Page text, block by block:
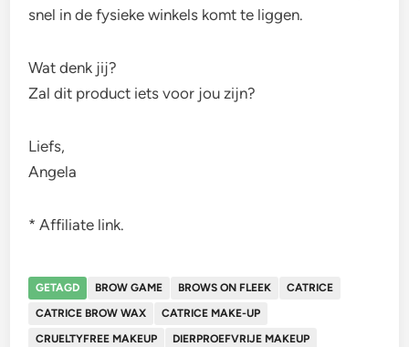
snel in de fysieke winkels komt te liggen.
Wat denk jij?
Zal dit product iets voor jou zijn?
Liefs,
Angela
* Affiliate link.
GETAGD BROW GAME BROWS ON FLEEK
CATRICE
CATRICE BROW WAX
CATRICE MAKE-UP
CRUELTYFREE MAKEUP
DIERPROEFVRIJE MAKEUP